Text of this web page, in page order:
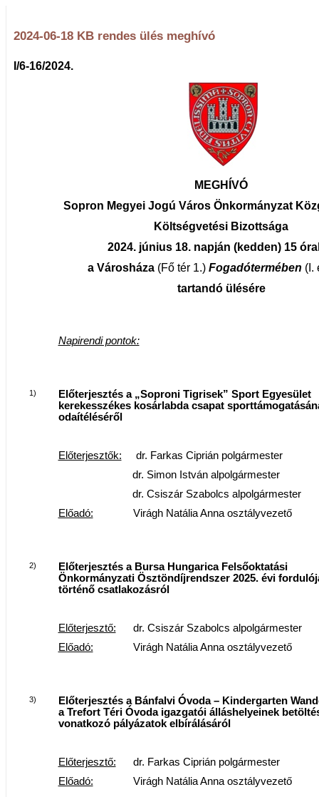
2024-06-18 KB rendes ülés meghívó
I/6-16/2024.
MEGHÍVÓ
Sopron Megyei Jogú Város Önkormányzat
Költségvetési Bizottsága
2024. június 18. napján (kedden) 15
a Városháza (Fő tér 1.) Fogadótermében (I.
tartandó ülésére
Napirendi pontok:
1)
Előterjesztés a „Soproni Tigrisek” Sport Egyesület
kerekesszékes kosárlabda csapat
odaítéléséről
Előterjesztők: dr. Farkas Ciprián polgármester
dr. Simon István alpolgármester
dr. Csiszár Szabolcs alpolgármester
Előadó: Virágh Natália Anna osztályvezető
2)
Előterjesztés a Bursa Hungarica Felsőoktatási
Önkormányzati Ösztöndíjrendszer 2025. évi
történő csatlakozásról
Előterjesztő: dr. Csiszár Szabolcs alpolgármester
Előadó: Virágh Natália Anna osztályvezető
3)
Előterjesztés a Bánfalvi Óvoda – Kindergarten
a Trefort Téri Óvoda igazgatói álláshelyeinek
vonatkozó pályázatok elbírálásáról
Előterjesztő: dr. Farkas Ciprián polgármester
Előadó: Virágh Natália Anna osztályvezető